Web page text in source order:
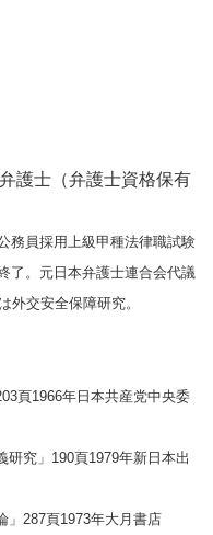
護士（弁護士資格保有
務員採用上級甲種法律職試験
了。元日本弁護士連合会代議
外交安全保障研究。
頁1966年日本共産党中央委
研究」190頁1979年新日本出
」287頁1973年大月書店